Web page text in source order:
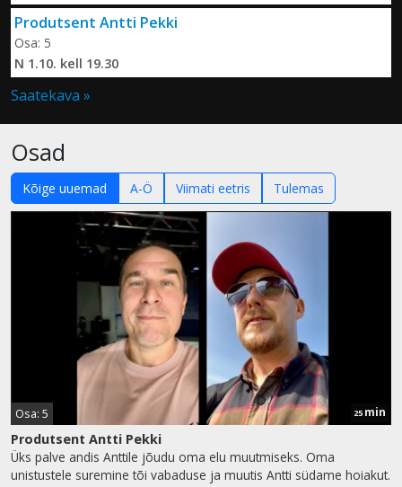
Produtsent Antti Pekki
Osa: 5
N 1.10. kell 19.30
Saatekava »
Osad
Kõige uuemad A-Ö Viimati eetris Tulemas
Osa: 5 25 min
Produtsent Antti Pekki
Üks palve andis Anttile jõudu oma elu muutmiseks. Oma
unistustele suremine tõi vabaduse ja muutis Antti südame hoiakut.